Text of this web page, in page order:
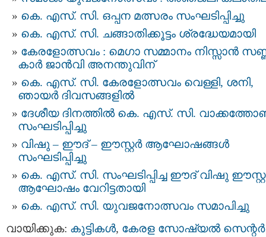
കെ. എസ്. സി. ഒപ്പന മത്സരം സംഘടിപ്പിച്ചു
കെ. എസ്‌. സി. ചങ്ങാതിക്കൂട്ടം ശ്രദ്ധേയമായി
കേരളോത്സവം : മെഗാ സമ്മാനം നിസ്സാൻ
കാർ ജാൻവി അനന്തുവിന്
കെ. എസ്. സി. കേരളോത്സവം വെള്ളി, ശനി,
ഞായർ ദിവസങ്ങളിൽ
ദേശീയ ദിനത്തിൽ കെ. എസ്‌. സി.
സംഘടിപ്പിച്ചു
വിഷു – ഈദ് – ഈസ്റ്റർ ആഘോഷങ്ങൾ
സംഘടിപ്പിച്ചു
കെ. എസ്. സി. സംഘടിപ്പിച്ച ഈദ് വിഷു
ആഘോഷം വേറിട്ടതായി
കെ. എസ്. സി. യുവജനോത്സവം സമാപിച്ചു
വായിക്കുക: കുട്ടികള്‍, കേരള സോഷ്യല്‍ സെന്റര്‍